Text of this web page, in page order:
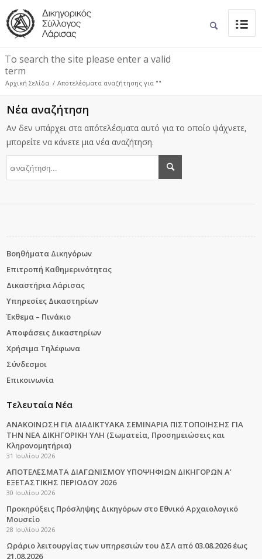
To search the site please enter a valid
term
Αρχική Σελίδα / Αποτελέσματα αναζήτησης για ""
Νέα αναζήτηση
Αν δεν υπάρχει στα απότελέσματα αυτό για το οποίο ψάχνετε,
μπορείτε να κάνετε μια νέα αναζήτηση.
Βοηθήματα Δικηγόρων
Επιτροπή Καθημερινότητας
Δικαστήρια Λάρισας
Υπηρεσίες Δικαστηρίων
Έκθεμα – Πινάκιο
Αποφάσεις Δικαστηρίων
Χρήσιμα Τηλέφωνα
Σύνδεσμοι
Επικοινωνία
Τελευταία Νέα
ΑΝΑΚΟΙΝΩΣΗ ΓΙΑ ΔΙΑΔΙΚΤΥΑΚΑ ΣΕΜΙΝΑΡΙΑ ΠΙΣΤΟΠΟΙΗΣΗΣ ΓΙΑ
ΤΗΝ ΝΕΑ ΔΙΚΗΓΟΡΙΚΗ ΥΛΗ (Σωματεία, Προσημειώσεις και
Κληρονομητήρια)
31 Ιουλίου 2026
ΑΠΟΤΕΛΕΣΜΑΤΑ ΔΙΑΓΩΝΙΣΜΟΥ ΥΠΟΨΗΦΙΩΝ ΔΙΚΗΓΟΡΩΝ Α’
ΕΞΕΤΑΣΤΙΚΗΣ ΠΕΡΙΟΔΟΥ 2026
30 Ιουλίου 2026
Προκηρύξεις Πρόσληψης Δικηγόρων στο Εθνικό Αρχαιολογικό
Μουσείο
28 Ιουλίου 2026
Ωράριο λειτουργίας των υπηρεσιών του ΔΣΛ από 03.08.2026 έως
21.08.2026